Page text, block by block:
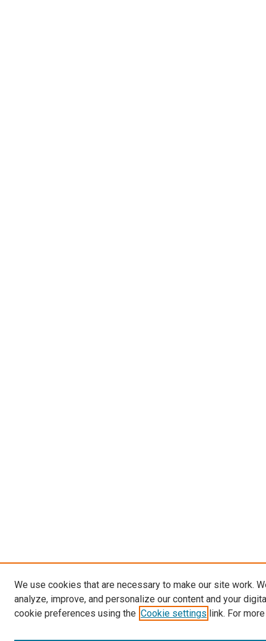
We use cookies that are necessary to make our site work.
analyze, improve, and personalize our content and your
cookie preferences using the Cookie settings link. For